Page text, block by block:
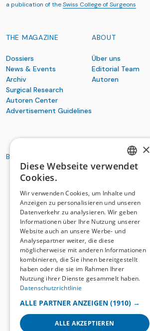
a publication of theSwiss College of Surgeons
THE MAGAZINE
Dossiers
News & Events
Archiv
Surgical Research
Autoren Center
Advertisement Guidelines
ABOUT
Über uns
Editorial Team
Autoren
BASIC ORGANIZATIONS
GERMAN
×
Diese Webseite verwendet
Cookies.
Wir verwenden Cookies, um Inhalte und
Anzeigen zu personalisieren und unseren
Datenverkehr zu analysieren. Wir geben
Informationen über Ihre Nutzung unserer
Website auch an unsere Werbe- und
Analysepartner weiter, die diese
möglicherweise mit anderen Informationen
kombinieren, die Sie ihnen bereitgestellt
haben oder die sie im Rahmen Ihrer
Nutzung ihrer Dienste gesammelt haben.
Datenschutzrichtlinie
ALLE PARTNER ANZEIGEN (1910) →
ALLE AKZEPTIEREN